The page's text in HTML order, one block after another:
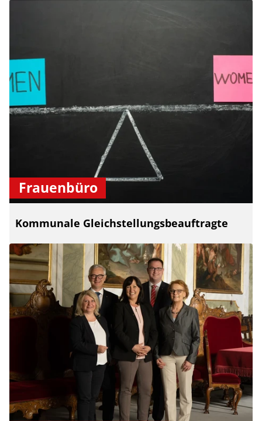
Frauenbüro
Kommunale Gleichstellungsbeauftragte